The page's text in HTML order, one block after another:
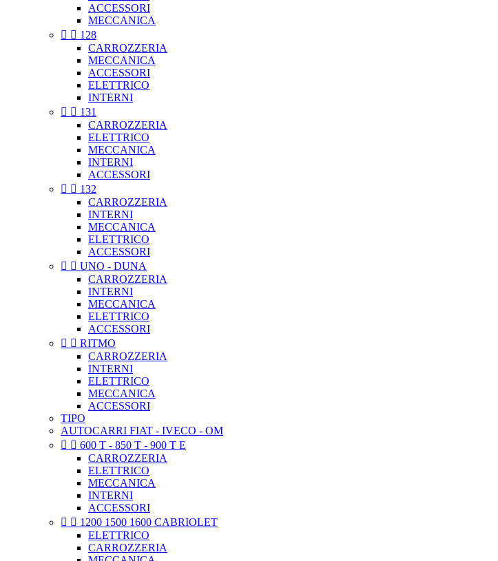
ACCESSORI
MECCANICA
  128
CARROZZERIA
MECCANICA
ACCESSORI
ELETTRICO
INTERNI
  131
CARROZZERIA
ELETTRICO
MECCANICA
INTERNI
ACCESSORI
  132
CARROZZERIA
INTERNI
MECCANICA
ELETTRICO
ACCESSORI
  UNO - DUNA
CARROZZERIA
INTERNI
MECCANICA
ELETTRICO
ACCESSORI
  RITMO
CARROZZERIA
INTERNI
ELETTRICO
MECCANICA
ACCESSORI
TIPO
AUTOCARRI FIAT - IVECO - OM
  600 T - 850 T - 900 T E
CARROZZERIA
ELETTRICO
MECCANICA
INTERNI
ACCESSORI
  1200 1500 1600 CABRIOLET
ELETTRICO
CARROZZERIA